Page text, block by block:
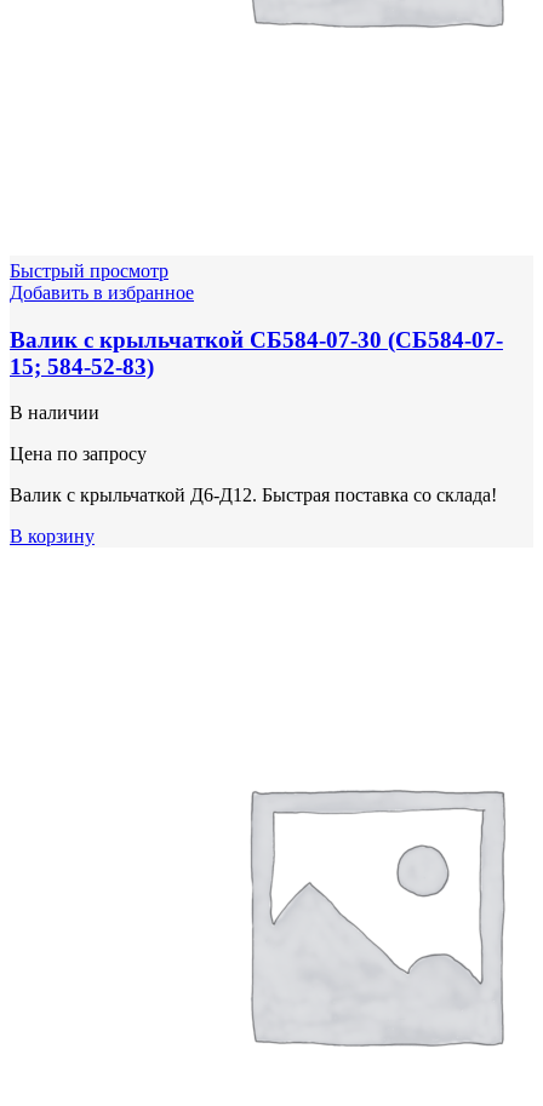
Быстрый просмотр
Добавить в избранное
Валик с крыльчаткой СБ584-07-30 (СБ584-07-
15; 584-52-83)
В наличии
Цена по запросу
Валик с крыльчаткой Д6-Д12. Быстрая поставка со склада!
В корзину